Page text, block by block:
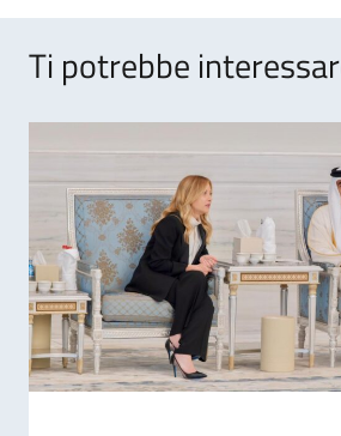
Ti potrebbe